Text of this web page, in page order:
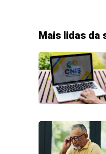
Mais lidas da